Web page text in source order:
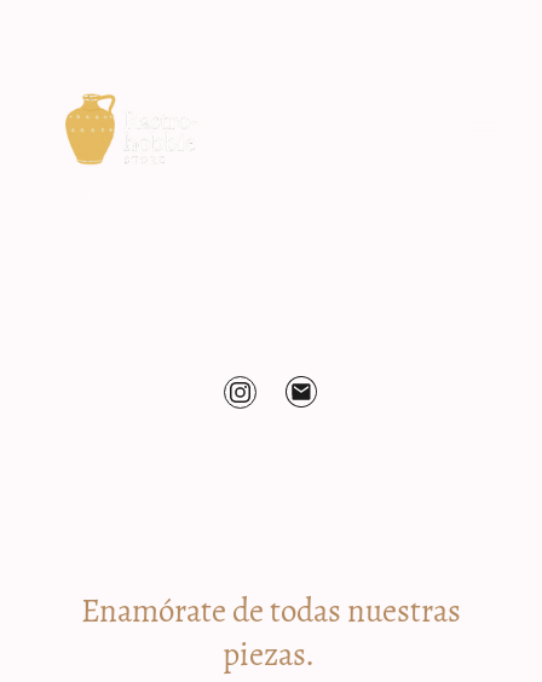
Enamórate de todas nuestras
piezas.